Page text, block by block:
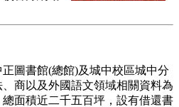
圖書館(總館)及城中校區城中分
商以及外國語文領域相關資料為
面積近二千五百坪，設有借還書